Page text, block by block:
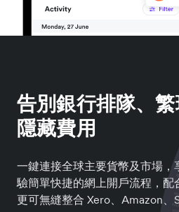
告別銀行排隊、
隱藏費用
一鍵連接全球主要貨幣及市場，
驗簡單快捷的網上開戶流程，
更可無縫整合 Xero、Amazon、